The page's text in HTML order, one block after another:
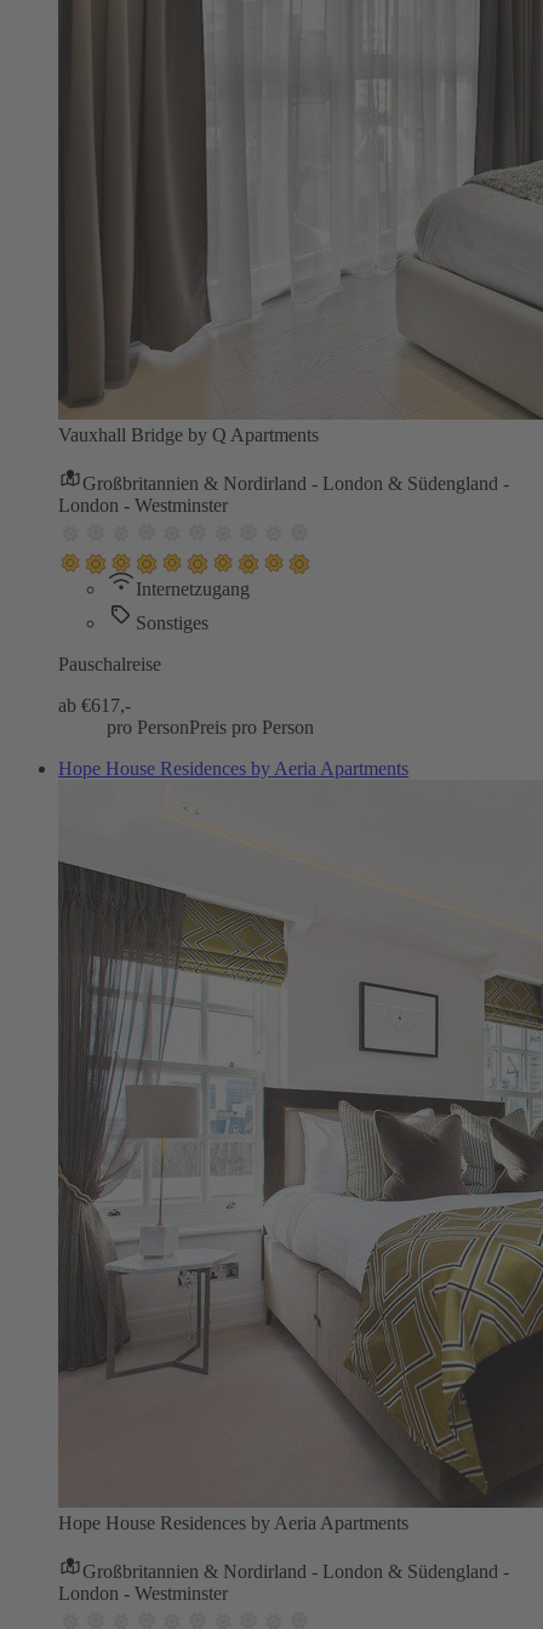
Vauxhall Bridge by Q Apartments
Großbritannien & Nordirland - London & Südengland -
London - Westminster
Internetzugang
Sonstiges
Pauschalreise
ab €617,-
pro PersonPreis pro Person
Hope House Residences by Aeria Apartments
Hope House Residences by Aeria Apartments
Großbritannien & Nordirland - London & Südengland -
London - Westminster